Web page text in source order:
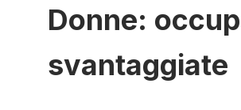
Donne:
svantaggiate